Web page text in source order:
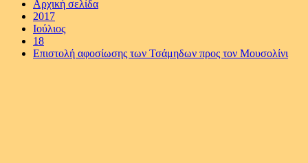
Αρχική σελίδα
2017
Ιούλιος
18
Επιστολή αφοσίωσης των Τσάμηδων προς τον Μουσολίνι